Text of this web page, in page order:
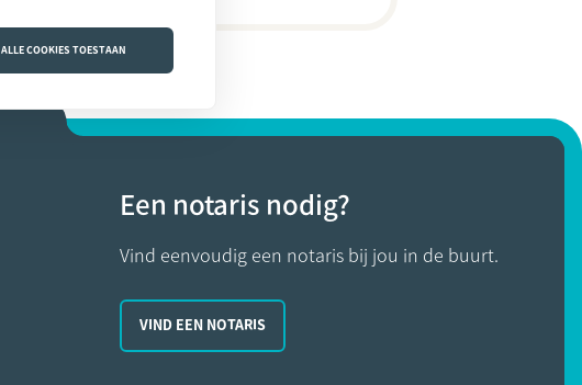
Een notaris nodig?
Vind eenvoudig een notaris bij jou in de buurt.
VIND EEN NOTARIS
ALLE COOKIES TOESTAAN